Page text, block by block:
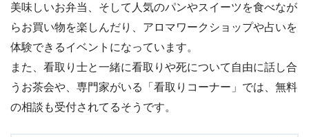
美味しいお弁当、そして人気のパンやスイーツを食べなが
らお買い物を楽しんだり、アロマワークショップや占いを
体験できるイベントになっています。
また、看取り士と一緒に看取りや死について自由に話し合
うお茶会や、専門家がいる「看取りコーナー」では、無料
の相談も受付されてるそうです。